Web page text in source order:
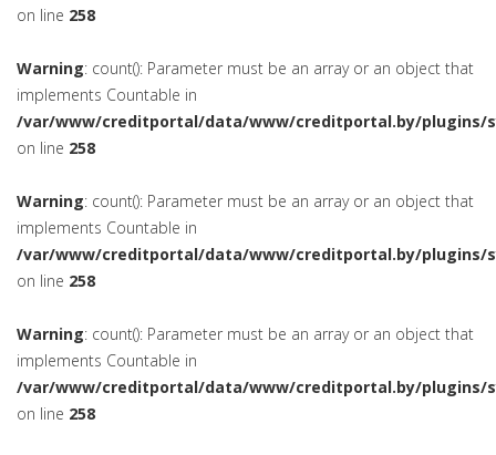
on line 258
Warning: count(): Parameter must be an array or an object that
implements Countable in
/var/www/creditportal/data/www/creditportal.by/plugins/
on line 258
Warning: count(): Parameter must be an array or an object that
implements Countable in
/var/www/creditportal/data/www/creditportal.by/plugins/
on line 258
Warning: count(): Parameter must be an array or an object that
implements Countable in
/var/www/creditportal/data/www/creditportal.by/plugins/
on line 258